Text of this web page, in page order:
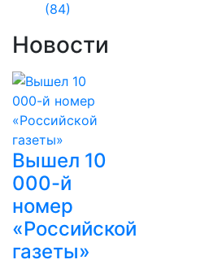
(84)
Новости
Вышел 10
000-й
номер
«Российской
газеты»